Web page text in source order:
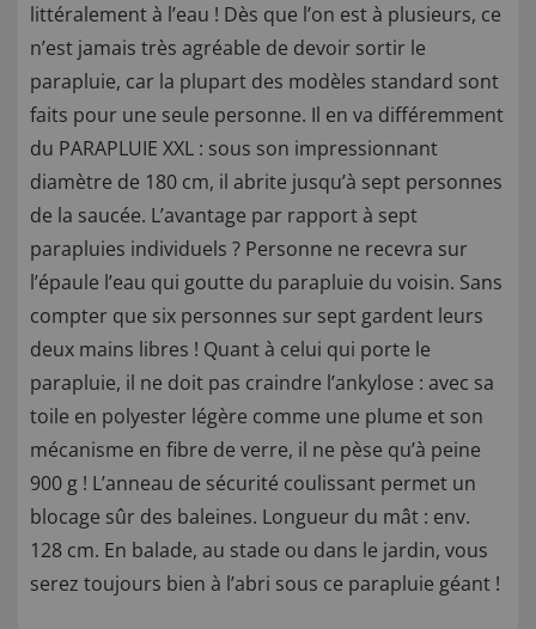
littéralement à l’eau ! Dès que l’on est à plusieurs, ce
n’est jamais très agréable de devoir sortir le
parapluie, car la plupart des modèles standard sont
faits pour une seule personne. Il en va différemment
du PARAPLUIE XXL : sous son impressionnant
diamètre de 180 cm, il abrite jusqu’à sept personnes
de la saucée. L’avantage par rapport à sept
parapluies individuels ? Personne ne recevra sur
l’épaule l’eau qui goutte du parapluie du voisin. Sans
compter que six personnes sur sept gardent leurs
deux mains libres ! Quant à celui qui porte le
parapluie, il ne doit pas craindre l’ankylose : avec sa
toile en polyester légère comme une plume et son
mécanisme en fibre de verre, il ne pèse qu’à peine
900 g ! L’anneau de sécurité coulissant permet un
blocage sûr des baleines. Longueur du mât : env.
128 cm. En balade, au stade ou dans le jardin, vous
serez toujours bien à l’abri sous ce parapluie géant !